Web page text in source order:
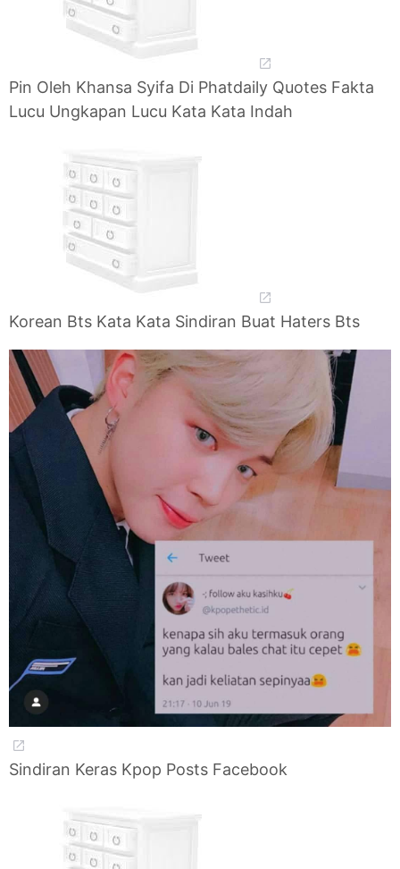
Pin Oleh Khansa Syifa Di Phatdaily Quotes Fakta
Lucu Ungkapan Lucu Kata Kata Indah
Korean Bts Kata Kata Sindiran Buat Haters Bts
Sindiran Keras Kpop Posts Facebook